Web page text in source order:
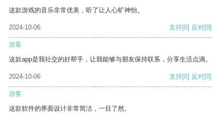
这款游戏的音乐非常优美，听了让人心旷神怡。
2024-10-06 支持[0] 反对[0]
游客
这款app是我社交的好帮手，让我能够与朋友保持联系，分享生活点滴。
2024-10-06 支持[0] 反对[0]
游客
这款软件的界面设计非常简洁，一目了然。